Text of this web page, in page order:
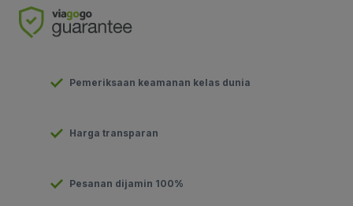
Pemeriksaan keamanan kelas dunia
Harga transparan
Pesanan dijamin 100%